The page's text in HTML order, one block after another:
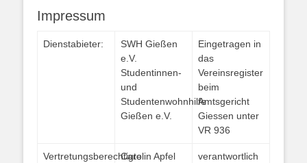
Impressum
Dienstabieter:
SWH Gießen
e.V.
Studentinnen-
und
Studentenwohnhilfe
Gießen e.V.
Eingetragen in
das
Vereinsregister
beim
Amtsgericht
Giessen unter
VR 936
VertretungsberechtigteCarolin Apfel
verantwortlich